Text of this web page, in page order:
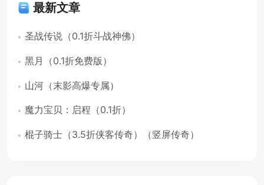
最新文章
圣战传说（0.1折斗战神佛）
黑月（0.1折免费版）
山河（末影高爆专属）
魔力宝贝：启程（0.1折）
棍子骑士（3.5折侠客传奇）（竖屏传奇）